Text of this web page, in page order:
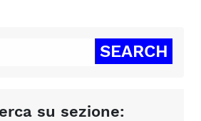
su sezione: